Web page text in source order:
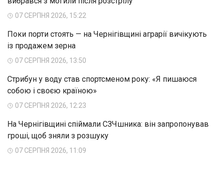
07 СЕРПНЯ 2026, 15:22
Поки порти стоять — на Чернігівщині аграрії вичікують
із продажем зерна
07 СЕРПНЯ 2026, 13:50
Стрибун у воду став спортсменом року: «Я пишаюся
собою і своєю країною»
07 СЕРПНЯ 2026, 12:23
На Чернігівщині спіймали СЗЧшника: він запропонував
гроші, щоб зняли з розшуку
07 СЕРПНЯ 2026, 11:09